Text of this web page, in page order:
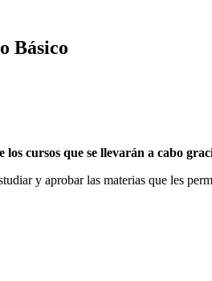
Básico
cursos que se llevarán a cabo
y aprobar las materias que les